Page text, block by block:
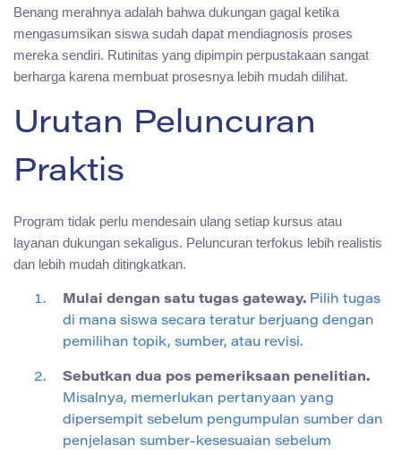
Benang merahnya adalah bahwa dukungan gagal ketika
mengasumsikan siswa sudah dapat mendiagnosis proses
mereka sendiri. Rutinitas yang dipimpin perpustakaan sangat
berharga karena membuat prosesnya lebih mudah dilihat.
Urutan Peluncuran
Praktis
Program tidak perlu mendesain ulang setiap kursus atau
layanan dukungan sekaligus. Peluncuran terfokus lebih realistis
dan lebih mudah ditingkatkan.
Mulai dengan satu tugas gateway. Pilih tugas
di mana siswa secara teratur berjuang dengan
pemilihan topik, sumber, atau revisi.
Sebutkan dua pos pemeriksaan penelitian.
Misalnya, memerlukan pertanyaan yang
dipersempit sebelum pengumpulan sumber dan
penjelasan sumber-kesesuaian sebelum